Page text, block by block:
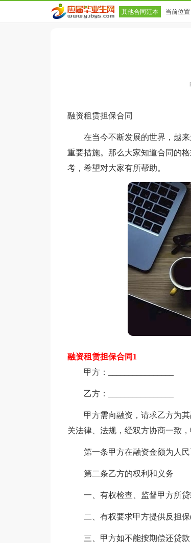
其他合同范本 当前位置
融资租赁担保合同
在当今不断发展的世界，越来
重要措施。那么大家知道合同的
考，希望对大家有所帮助。
融资租赁担保合同1
甲方：________________
乙方：________________
甲方需向融资，请求乙方为其
关法律、法规，经双方协商一致
第一条甲方在融资金额为人民
第二条乙方的权利和义务
一、有权检查、监督甲方所贷
二、有权要求甲方提供反担保(
三、甲方如不能按期偿还贷款